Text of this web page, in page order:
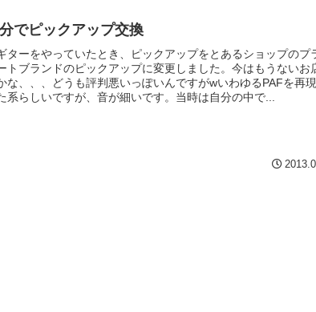
でピックアップ交換
ターをやっていたとき、ピックアップをとあるショップのプ
トブランドのピックアップに変更しました。今はもうないお
な、、、どうも評判悪いっぽいんですがwいわゆるPAFを再
系らしいですが、音が細いです。当時は自分の中で...